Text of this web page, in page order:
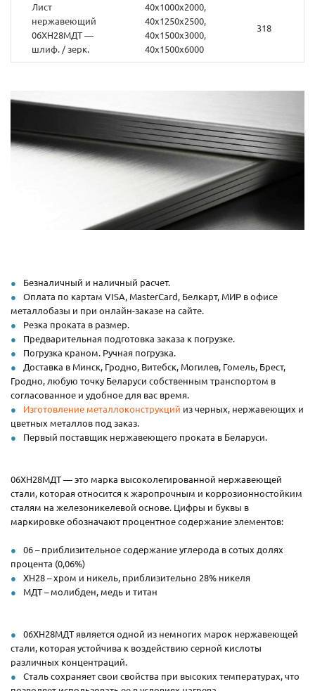
Лист
нержавеющий
06ХН28МДТ —
шлиф. / зерк.
40х1000х2000,
40х1250х2500,
40х1500х3000,
40х1500х6000
318
Безналичный и наличный расчет.
Оплата по картам VISA, MasterCard, Белкарт, МИР в офисе
металлобазы и при онлайн-заказе на сайте.
Резка проката в размер.
Предварительная подготовка заказа к погрузке.
Погрузка краном. Ручная погрузка.
Доставка в Минск, Гродно, Витебск, Могилев, Гомель, Брест,
Гродно, любую точку Беларуси собственным транспортом в
согласованное и удобное для вас время.
Изготовление металлоконструкций из черных, нержавеющих и
цветных металлов под заказ.
Первый поставщик нержавеющего проката в Беларуси.
06ХН28МДТ — это марка высоколегированной нержавеющей
стали, которая относится к жаропрочным и коррозионностойким
сталям на железоникелевой основе. Цифры и буквы в
маркировке обозначают процентное содержание элементов:
06 – приблизительное содержание углерода в сотых долях
процента (0,06%)
ХН28 – хром и никель, приблизительно 28% никеля
МДТ – молибден, медь и титан
06ХН28МДТ является одной из немногих марок нержавеющей
стали, которая устойчива к воздействию серной кислоты
различных концентраций.
Сталь сохраняет свои свойства при высоких температурах, что